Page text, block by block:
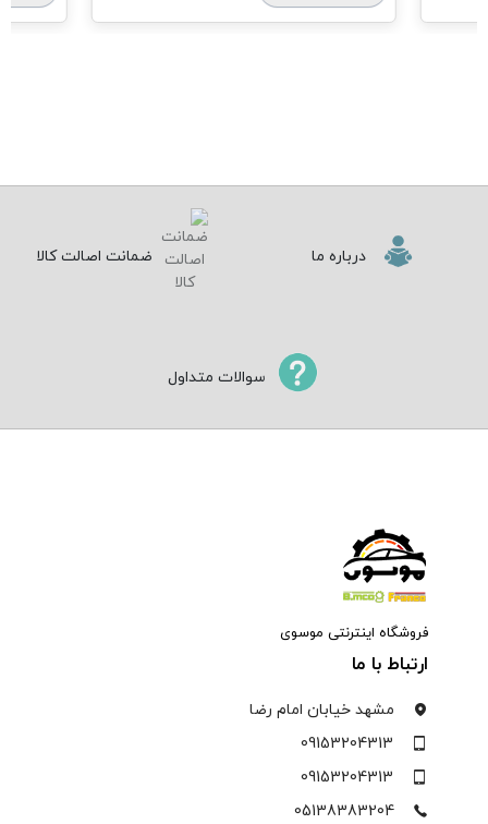
درباره ما ضمانت اصالت کالا
سوالات متداول
فروشگاه اینترنتی موسوی
ارتباط با ما
مشهد خیابان امام رضا
09153204313
09153204313
05138383204